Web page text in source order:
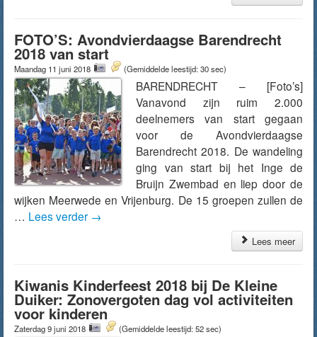
FOTO’S: Avondvierdaagse Barendrecht
2018 van start
Maandag 11 juni 2018 (Gemiddelde leestijd: 30 sec)
BARENDRECHT – [Foto’s]
Vanavond zijn ruim 2.000
deelnemers van start gegaan
voor de Avondvierdaagse
Barendrecht 2018. De wandeling
ging van start bij het Inge de
Bruijn Zwembad en liep door de
wijken Meerwede en Vrijenburg. De 15 groepen zullen de
… Lees verder →
Lees meer
Kiwanis Kinderfeest 2018 bij De Kleine
Duiker: Zonovergoten dag vol activiteiten
voor kinderen
Zaterdag 9 juni 2018 (Gemiddelde leestijd: 52 sec)